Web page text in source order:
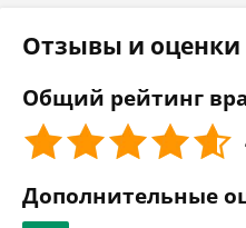
Отзывы и оценки
Общий рейтинг
Дополнительные